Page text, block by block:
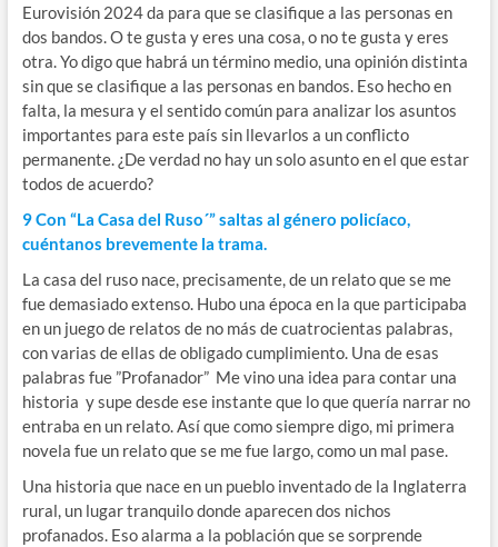
Eurovisión 2024 da para que se clasifique a las personas en
dos bandos. O te gusta y eres una cosa, o no te gusta y eres
otra. Yo digo que habrá un término medio, una opinión distinta
sin que se clasifique a las personas en bandos. Eso hecho en
falta, la mesura y el sentido común para analizar los asuntos
importantes para este país sin llevarlos a un conflicto
permanente. ¿De verdad no hay un solo asunto en el que estar
todos de acuerdo?
9 Con “La Casa del Ruso´” saltas al género policíaco,
cuéntanos brevemente la trama.
La casa del ruso nace, precisamente, de un relato que se me
fue demasiado extenso. Hubo una época en la que participaba
en un juego de relatos de no más de cuatrocientas palabras,
con varias de ellas de obligado cumplimiento. Una de esas
palabras fue ”Profanador” Me vino una idea para contar una
historia y supe desde ese instante que lo que quería narrar no
entraba en un relato. Así que como siempre digo, mi primera
novela fue un relato que se me fue largo, como un mal pase.
Una historia que nace en un pueblo inventado de la Inglaterra
rural, un lugar tranquilo donde aparecen dos nichos
profanados. Eso alarma a la población que se sorprende